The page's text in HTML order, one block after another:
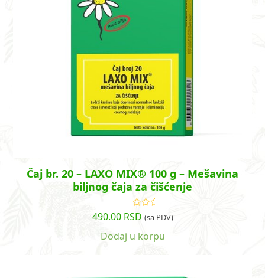
Čaj br. 20 – LAXO MIX® 100 g – Mešavina
biljnog čaja za čišćenje
Ocenjeno
sa5.00od
490.00 RSD (sa PDV)
Dodaj u korpu